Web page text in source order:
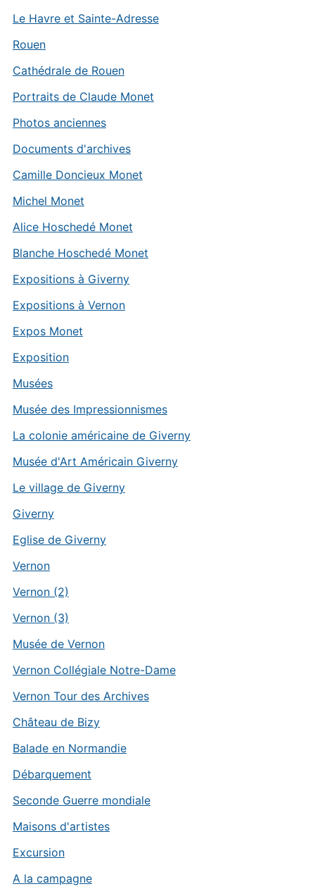
Le Havre et Sainte-Adresse
Rouen
Cathédrale de Rouen
Portraits de Claude Monet
Photos anciennes
Documents d'archives
Camille Doncieux Monet
Michel Monet
Alice Hoschedé Monet
Blanche Hoschedé Monet
Expositions à Giverny
Expositions à Vernon
Expos Monet
Exposition
Musées
Musée des Impressionnismes
La colonie américaine de Giverny
Musée d'Art Américain Giverny
Le village de Giverny
Giverny
Eglise de Giverny
Vernon
Vernon (2)
Vernon (3)
Musée de Vernon
Vernon Collégiale Notre-Dame
Vernon Tour des Archives
Château de Bizy
Balade en Normandie
Débarquement
Seconde Guerre mondiale
Maisons d'artistes
Excursion
A la campagne